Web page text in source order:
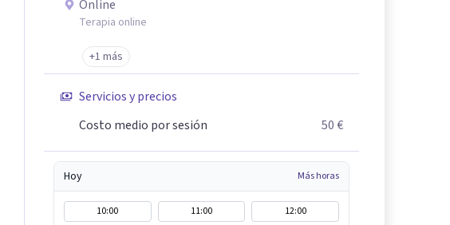
Online
Terapia online
+1 más
Servicios y precios
Costo medio por sesión
50 €
Hoy Más horas
10:00 11:00
12:00